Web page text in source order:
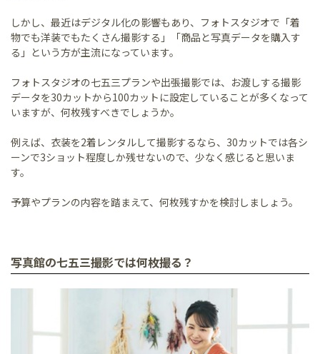
しかし、最近はデジタル化の影響もあり、フォトスタジオで「着
物でも洋装でもたくさん撮影する」「商品と写真データを購入す
る」という方が主流になっています。
フォトスタジオの七五三プランや出張撮影では、お渡しする撮影
データを30カットから100カットに設定していることが多くなって
いますが、何枚残すべきでしょうか。
例えば、衣装を2着レンタルして撮影するなら、30カットでは各シ
ーンで3ショット程度しか残せないので、少なく感じると思いま
す。
予算やプランの内容を踏まえて、何枚残すかを検討しましょう。
写真館の七五三撮影では何枚撮る？